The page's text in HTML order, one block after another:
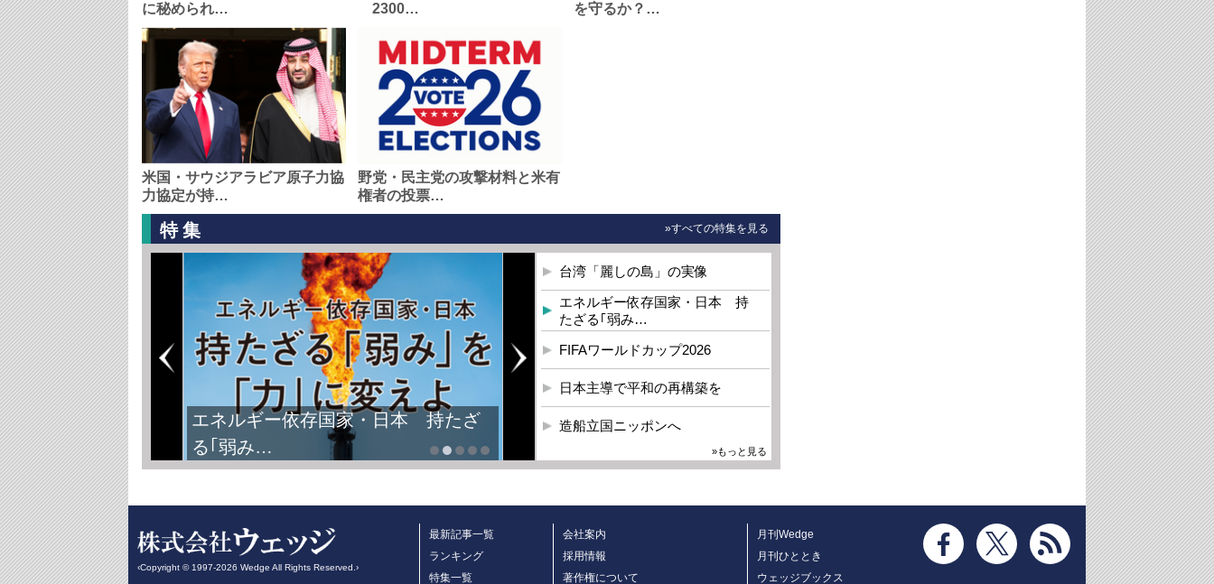
に秘められ…
2300…
を守るか？…
米国・サウジアラビア原子力協
力協定が持…
野党・民主党の攻撃材料と米有
権者の投票…
特集 »すべての特集を見る
エネルギー依存国家・日本 持たざ
る｢弱み…
台湾「麗しの島」の実像
エネルギー依存国家・日本 持
たざる｢弱み…
FIFAワールドカップ2026
日本主導で平和の再構築を
造船立国ニッポンへ
»もっと見る
‹Copyright © 1997-2026 Wedge All Rights Reserved.›
最新記事一覧
ランキング
特集一覧
会社案内
採用情報
著作権について
月刊Wedge
月刊ひととき
ウェッジブックス